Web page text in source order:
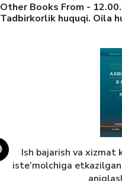
Other Books From -
Tadbirkorlik huquqi. Oila
Ipak qurti pilla
berishning